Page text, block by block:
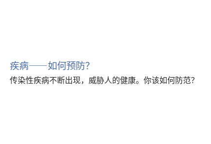
疾病——如何预防？
传染性疾病不断出现，威胁人的健康。你该如何防范？